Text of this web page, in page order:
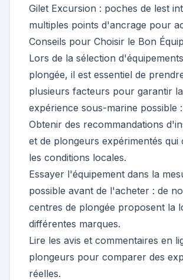
Gilet Excursion : poches de lest
multiples points d'ancrage pour
Conseils pour Choisir le Bon
Lors de la sélection
plongée, il est essentiel de
plusieurs facteurs pour garantir
expérience sous-marine possible :
Obtenir des recommandations
et de plongeurs expérimentés qui
les conditions locales.
Essayer l'équipement dans la
possible avant de l'acheter : de
centres de plongée proposent la
différentes marques.
Lire les avis et commentaires en
plongeurs pour comparer des
réelles.